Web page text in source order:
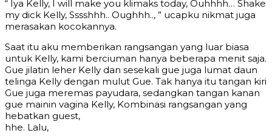
“ Iya Kelly, I will make you klimaks today, Ouhhhh… Shake
my dick Kelly, Sssshhh.. Oughhh.., ” ucapku nikmat juga
merasakan kocokannya.
Saat itu aku memberikan rangsangan yang luar biasa
untuk Kelly, kami berciuman hanya beberapa menit saja.
Gue jilatin leher Kelly dan sesekali gue juga lumat daun
telinga Kelly dengan mulut Gue. Tak hanya itu tangan kiri
Gue juga meremas payudara, sedangkan tangan kanan
gue mainin vagina Kelly, Kombinasi rangsangan yang
hebatkan guest,
hhe. Lalu,